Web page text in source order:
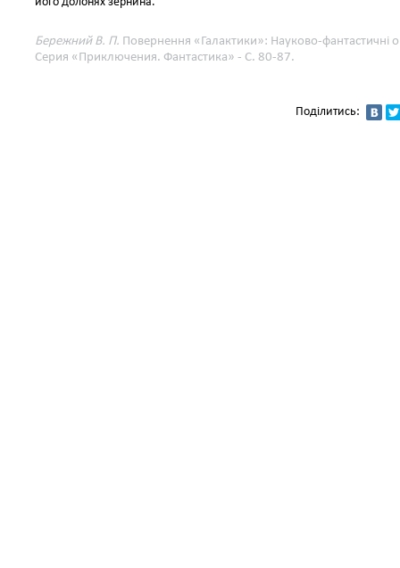
Бережний В. П. Повернення «Галактики»: Науково-фантастичні
Серия «Приключения. Фантастика» - С. 80-87.
Поділитись: